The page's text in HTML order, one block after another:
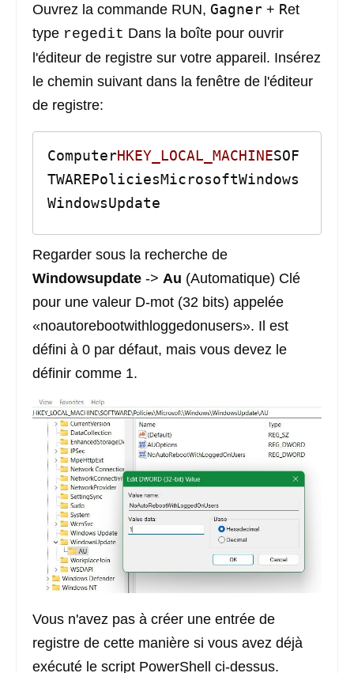
Ouvrez la commande RUN, Gagner + Ret
type regedit Dans la boîte pour ouvrir
l'éditeur de registre sur votre appareil. Insérez
le chemin suivant dans la fenêtre de l'éditeur
de registre:
ComputerHKEY_LOCAL_MACHINESOF
TWAREPoliciesMicrosoftWindows
WindowsUpdate
Regarder sous la recherche de
Windowsupdate -> Au (Automatique) Clé
pour une valeur D-mot (32 bits) appelée
«noautorebootwithloggedonusers». Il est
défini à 0 par défaut, mais vous devez le
définir comme 1.
Vous n'avez pas à créer une entrée de
registre de cette manière si vous avez déjà
exécuté le script PowerShell ci-dessus.